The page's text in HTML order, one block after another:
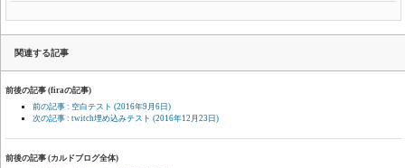
関連する記事
前後の記事 (firaの記事)
前の記事 : 空白テスト (2016年9月6日)
次の記事 : twitch埋め込みテスト (2016年12月23日)
前後の記事 (カルドブログ全体)